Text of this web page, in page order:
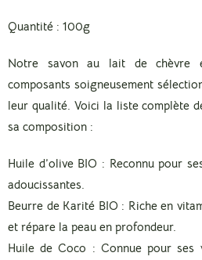
Quantité : 100g
Notre savon au lait de chèvre
composants soigneusement
leur qualité. Voici la liste complète
sa composition :
Huile d’olive BIO : Reconnu pour
adoucissantes.
Beurre de Karité BIO : Riche en
et répare la peau en profondeur.
Huile de Coco : Connue pour ses